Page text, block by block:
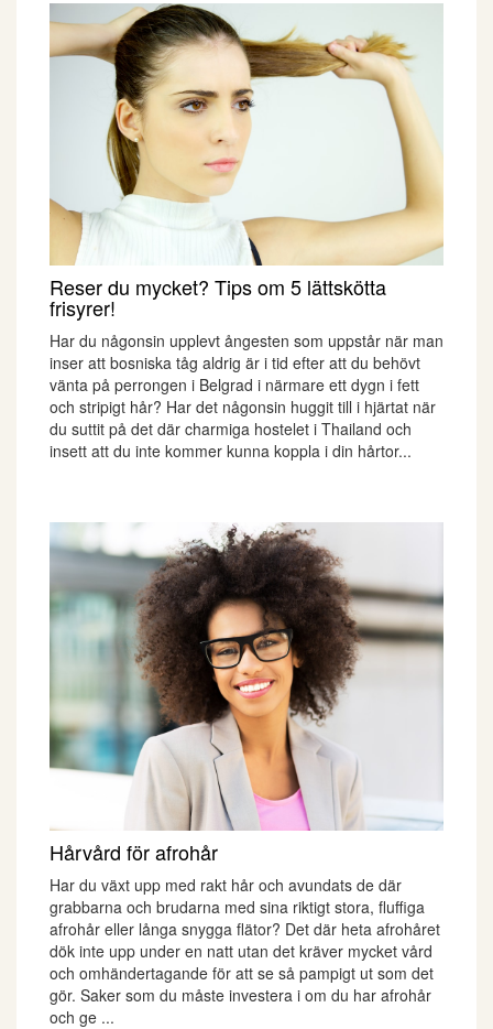
Reser du mycket? Tips om 5 lättskötta
frisyrer!
Har du någonsin upplevt ångesten som uppstår när man
inser att bosniska tåg aldrig är i tid efter att du behövt
vänta på perrongen i Belgrad i närmare ett dygn i fett
och stripigt hår? Har det någonsin huggit till i hjärtat när
du suttit på det där charmiga hostelet i Thailand och
insett att du inte kommer kunna koppla i din hårtor...
Hårvård för afrohår
Har du växt upp med rakt hår och avundats de där
grabbarna och brudarna med sina riktigt stora, fluffiga
afrohår eller långa snygga flätor? Det där heta afrohåret
dök inte upp under en natt utan det kräver mycket vård
och omhändertagande för att se så pampigt ut som det
gör. Saker som du måste investera i om du har afrohår
och ge ...